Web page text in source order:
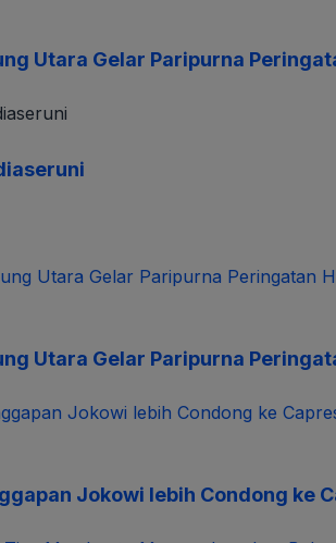
Utara Gelar Paripurna
Utara Gelar Paripurna
Jokowi lebih Condong ke